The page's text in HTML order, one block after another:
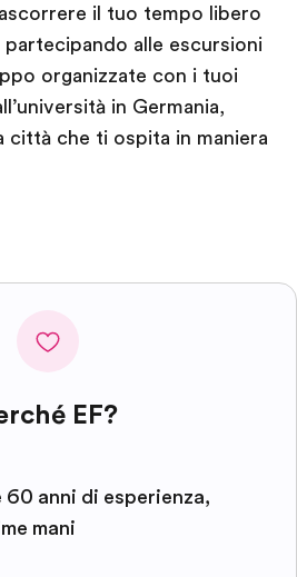
il tuo tempo libero
alle escursioni
organizzate con i tuoi
in Germania,
città che ti ospita in maniera
EF?
60 anni di esperienza,
mani